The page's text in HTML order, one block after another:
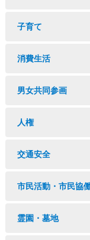
子育て
消費生活
男女共同参画
人権
交通安全
市民活動・市民協
霊園・墓地